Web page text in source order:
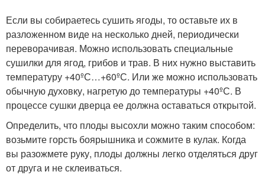
Если вы собираетесь сушить ягоды, то оставьте их в
разложенном виде на несколько дней, периодически
переворачивая. Можно использовать специальные
сушилки для ягод, грибов и трав. В них нужно выставить
температуру +40ºС…+60ºС. Или же можно использовать
обычную духовку, нагретую до температуры +40ºС. В
процессе сушки дверца ее должна оставаться открытой.
Определить, что плоды высохли можно таким способом:
возьмите горсть боярышника и сожмите в кулак. Когда
вы разожмете руку, плоды должны легко отделяться друг
от друга и не склеиваться.